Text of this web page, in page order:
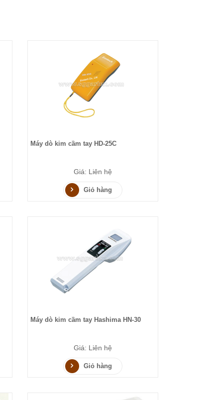
Máy dò kim cầm tay HD-25C
Giá: Liên hệ
Giỏ hàng
Máy dò kim cầm tay Hashima HN-30
Giá: Liên hệ
Giỏ hàng